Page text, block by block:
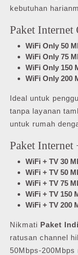
kebutuhan
Paket
WiFi Only 50
WiFi Only 75
WiFi Only 150
WiFi Only 200
Ideal untuk
tanpa layanan
untuk rumah
Paket
WiFi + TV 30
WiFi + TV 50
WiFi + TV 75
WiFi + TV 150
WiFi + TV 200
Nikmati Paket
ratusan channel
50Mbps-